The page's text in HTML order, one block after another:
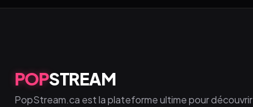
POPSTREAM
PopStream.ca est la plateforme ultime pour découvrir